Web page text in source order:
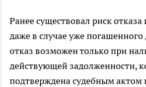
Ранее существовал риск
даже в случае уже погашенного
отказ возможен только при
действующей задолженности,
подтверждена судебным актом